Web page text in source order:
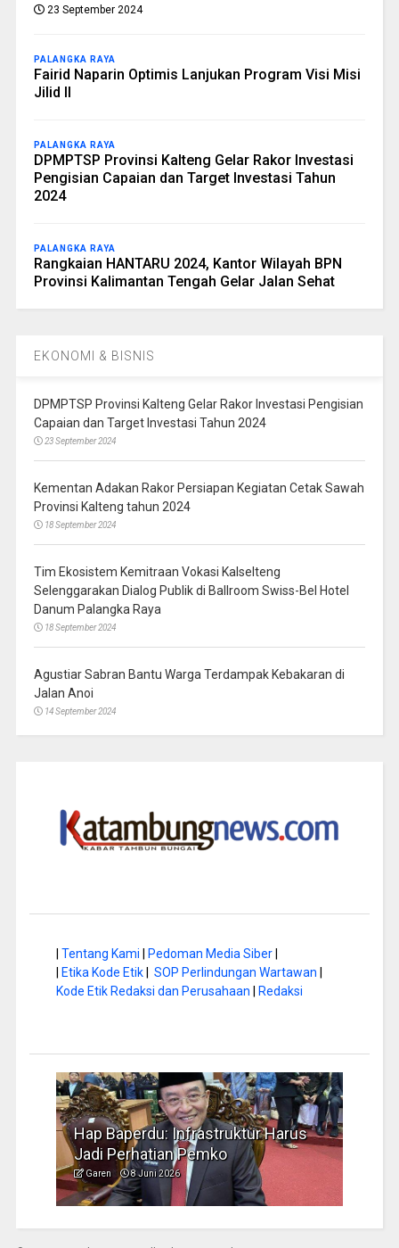
23 September 2024
PALANGKA RAYA
Fairid Naparin Optimis Lanjukan Program Visi Misi
Jilid II
PALANGKA RAYA
DPMPTSP Provinsi Kalteng Gelar Rakor Investasi
Pengisian Capaian dan Target Investasi Tahun
2024
PALANGKA RAYA
Rangkaian HANTARU 2024, Kantor Wilayah BPN
Provinsi Kalimantan Tengah Gelar Jalan Sehat
EKONOMI & BISNIS
DPMPTSP Provinsi Kalteng Gelar Rakor Investasi Pengisian
Capaian dan Target Investasi Tahun 2024
23 September 2024
Kementan Adakan Rakor Persiapan Kegiatan Cetak Sawah
Provinsi Kalteng tahun 2024
18 September 2024
Tim Ekosistem Kemitraan Vokasi Kalselteng
Selenggarakan Dialog Publik di Ballroom Swiss-Bel Hotel
Danum Palangka Raya
18 September 2024
Agustiar Sabran Bantu Warga Terdampak Kebakaran di
Jalan Anoi
14 September 2024
| Tentang Kami | Pedoman Media Siber|
| Etika Kode Etik| SOP Perlindungan Wartawan |
Kode Etik Redaksi dan Perusahaan | Redaksi
Hap Baperdu: Infrastruktur Harus
Jadi Perhatian Pemko
Garen 8 Juni 2026